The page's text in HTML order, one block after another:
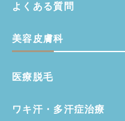
よくある質問
美容皮膚科
医療脱毛
ワキ汗・多汗症治療